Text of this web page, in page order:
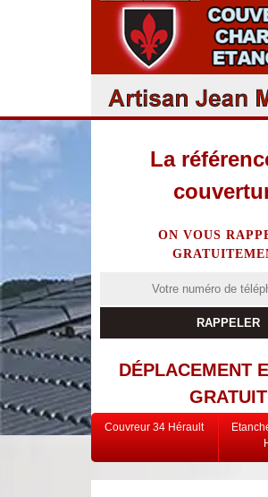
La
ON VOUS
DÉPLACEMENT
GRATUIT
Couvreur 34 Hérault